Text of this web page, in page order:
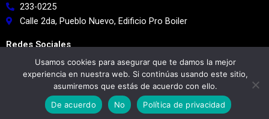
233-0225
Calle 2da, Pueblo Nuevo, Edificio Pro Boiler
Redes Sociales
© - 2026 Pro Boiler
Usamos cookies para asegurar que te damos la mejor
experiencia en nuestra web. Si continúas usando este sitio,
asumiremos que estás de acuerdo con ello.
De acuerdo
No Política de privacidad